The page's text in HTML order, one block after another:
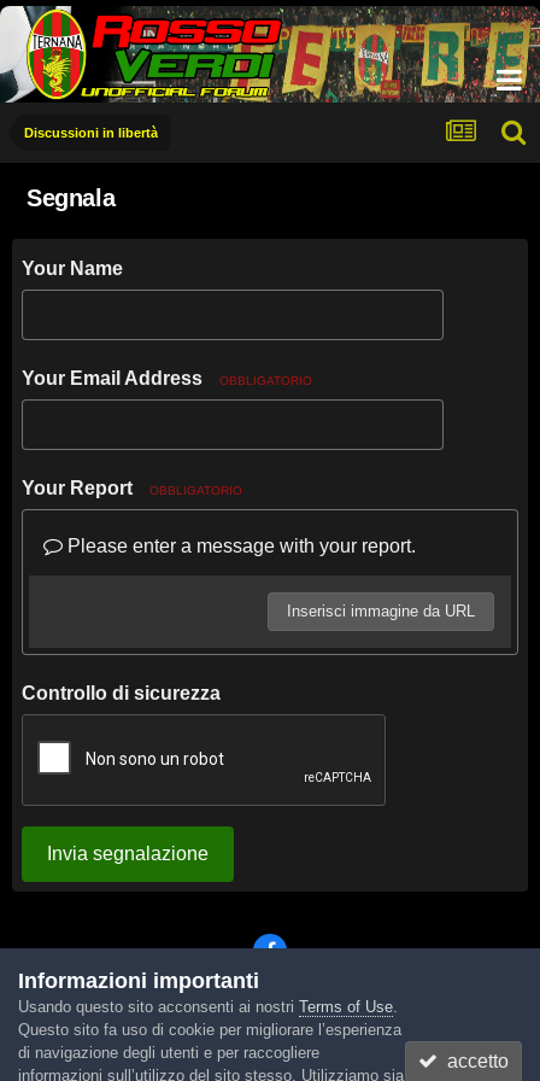
Discussioni in libertà
Segnala
Your Name
Your Email Address OBBLIGATORIO
Your Report OBBLIGATORIO
Please enter a message with your report.
Inserisci immagine da URL
Controllo di sicurezza
Invia segnalazione
Lingua Tema Contattaci Cookies
Powered by Invision Community
Informazioni importanti
Usando questo sito acconsenti ai nostri Terms of Use.
Questo sito fa uso di cookie per migliorare l’esperienza
di navigazione degli utenti e per raccogliere
informazioni sull’utilizzo del sito stesso. Utilizziamo sia
accetto